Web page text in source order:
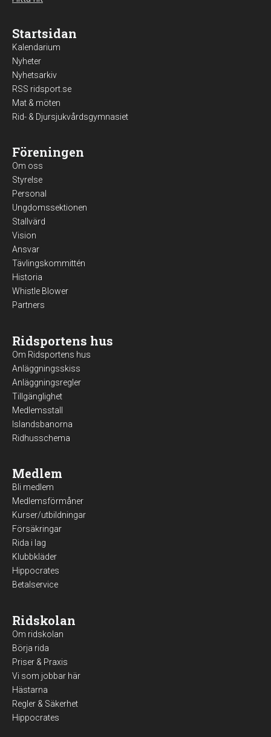
Startsidan
Kalendarium
Nyheter
Nyhetsarkiv
RSS ridsport.se
Mat & möten
Rid- & Djursjukvårdsgymnasiet
Föreningen
Om oss
Styrelse
Personal
Ungdomssektionen
Stallvärd
Vision
Ansvar
Tävlingskommittén
Historia
Whistle Blower
Partners
Ridsportens hus
Om Ridsportens hus
Anläggningsskiss
Anläggningsregler
Tillgänglighet
Medlemsstall
Islandsbanorna
Ridhusschema
Medlem
Bli medlem
Medlemsförmåner
Kurser/utbildningar
Försäkringar
Rida i lag
Klubbkläder
Hippocrates
Betalservice
Ridskolan
Om ridskolan
Börja rida
Priser & Praxis
Vi som jobbar här
Hästarna
Regler & Säkerhet
Hippocrates